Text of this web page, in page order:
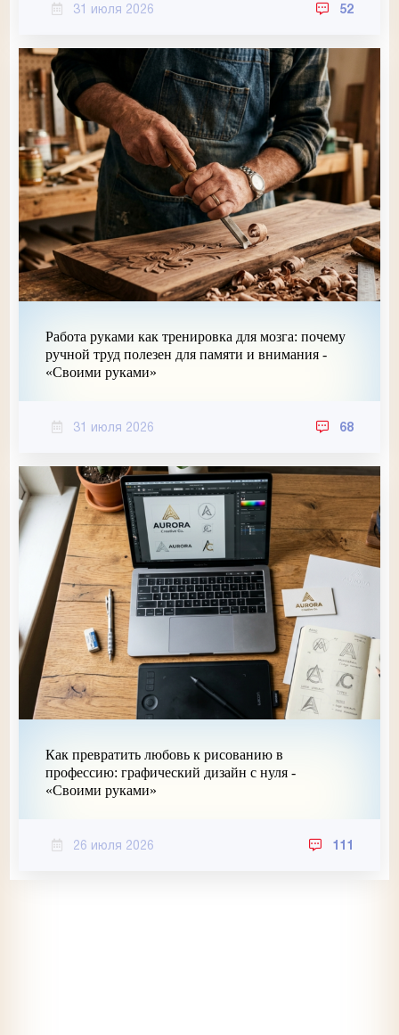
31 июля 2026 52
Работа руками как тренировка для мозга: почему
ручной труд полезен для памяти и внимания -
«Своими руками»
31 июля 2026 68
Как превратить любовь к рисованию в
профессию: графический дизайн с нуля -
«Своими руками»
26 июля 2026 111